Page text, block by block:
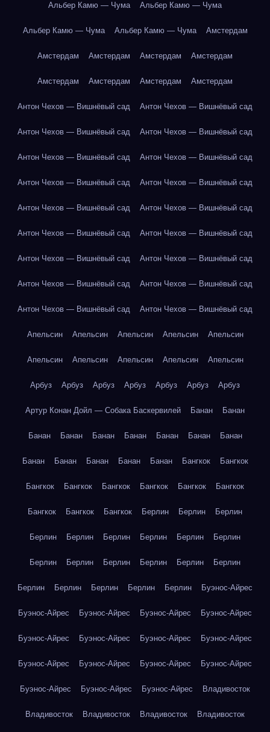
Альбер Камю — Чума Альбер Камю — Чума
Альбер Камю — Чума Альбер Камю — Чума Амстердам
Амстердам Амстердам Амстердам Амстердам
Амстердам Амстердам Амстердам Амстердам
Антон Чехов — Вишнёвый сад Антон Чехов — Вишнёвый сад
Антон Чехов — Вишнёвый сад Антон Чехов — Вишнёвый сад
Антон Чехов — Вишнёвый сад Антон Чехов — Вишнёвый сад
Антон Чехов — Вишнёвый сад Антон Чехов — Вишнёвый сад
Антон Чехов — Вишнёвый сад Антон Чехов — Вишнёвый сад
Антон Чехов — Вишнёвый сад Антон Чехов — Вишнёвый сад
Антон Чехов — Вишнёвый сад Антон Чехов — Вишнёвый сад
Антон Чехов — Вишнёвый сад Антон Чехов — Вишнёвый сад
Антон Чехов — Вишнёвый сад Антон Чехов — Вишнёвый сад
Апельсин Апельсин Апельсин Апельсин Апельсин
Апельсин Апельсин Апельсин Апельсин Апельсин
Арбуз Арбуз Арбуз Арбуз Арбуз Арбуз Арбуз
Артур Конан Дойл — Собака Баскервилей Банан Банан
Банан Банан Банан Банан Банан Банан Банан
Банан Банан Банан Банан Банан Бангкок Бангкок
Бангкок Бангкок Бангкок Бангкок Бангкок Бангкок
Бангкок Бангкок Бангкок Берлин Берлин Берлин
Берлин Берлин Берлин Берлин Берлин Берлин
Берлин Берлин Берлин Берлин Берлин Берлин
Берлин Берлин Берлин Берлин Берлин Буэнос-Айрес
Буэнос-Айрес Буэнос-Айрес Буэнос-Айрес Буэнос-Айрес
Буэнос-Айрес Буэнос-Айрес Буэнос-Айрес Буэнос-Айрес
Буэнос-Айрес Буэнос-Айрес Буэнос-Айрес Буэнос-Айрес
Буэнос-Айрес Буэнос-Айрес Буэнос-Айрес Владивосток
Владивосток Владивосток Владивосток Владивосток